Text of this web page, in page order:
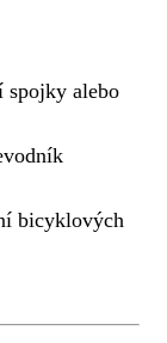
spojky alebo
bicyklových